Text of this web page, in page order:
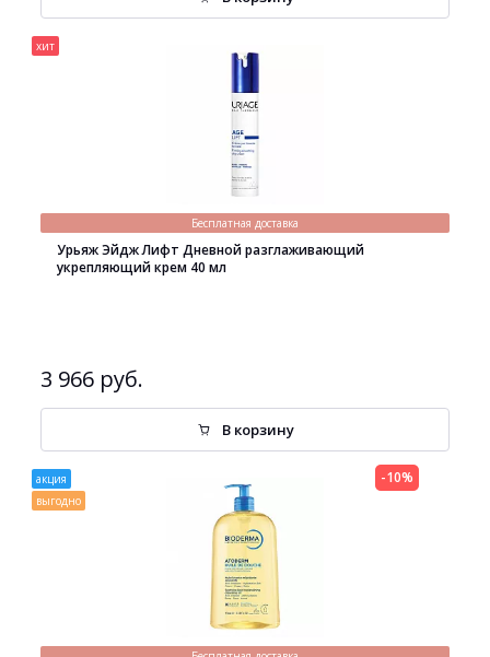
хит
Бесплатная доставка
Урьяж Эйдж Лифт Дневной разглаживающий
укрепляющий крем 40 мл
3 966 руб.
В корзину
акция
выгодно
-10%